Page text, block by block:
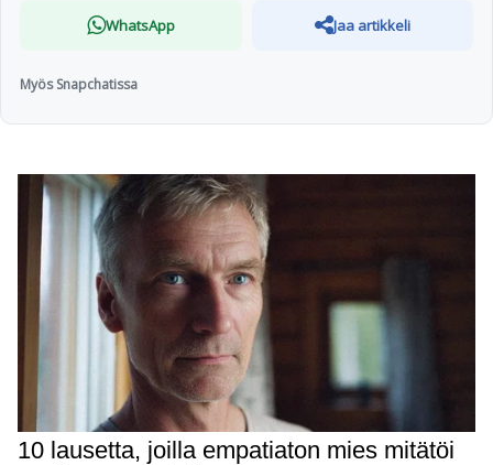
WhatsApp Jaa artikkeli
Myös Snapchatissa